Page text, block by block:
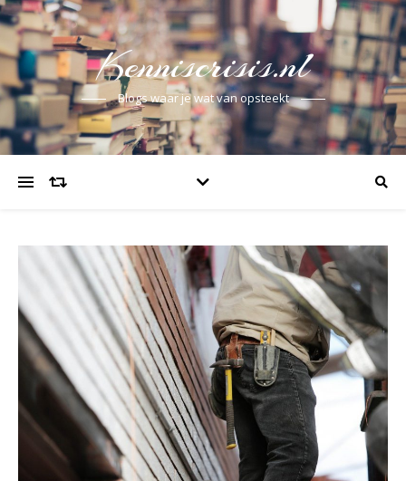
Kenniscrisis.nl
Blogs waar je wat van opsteekt